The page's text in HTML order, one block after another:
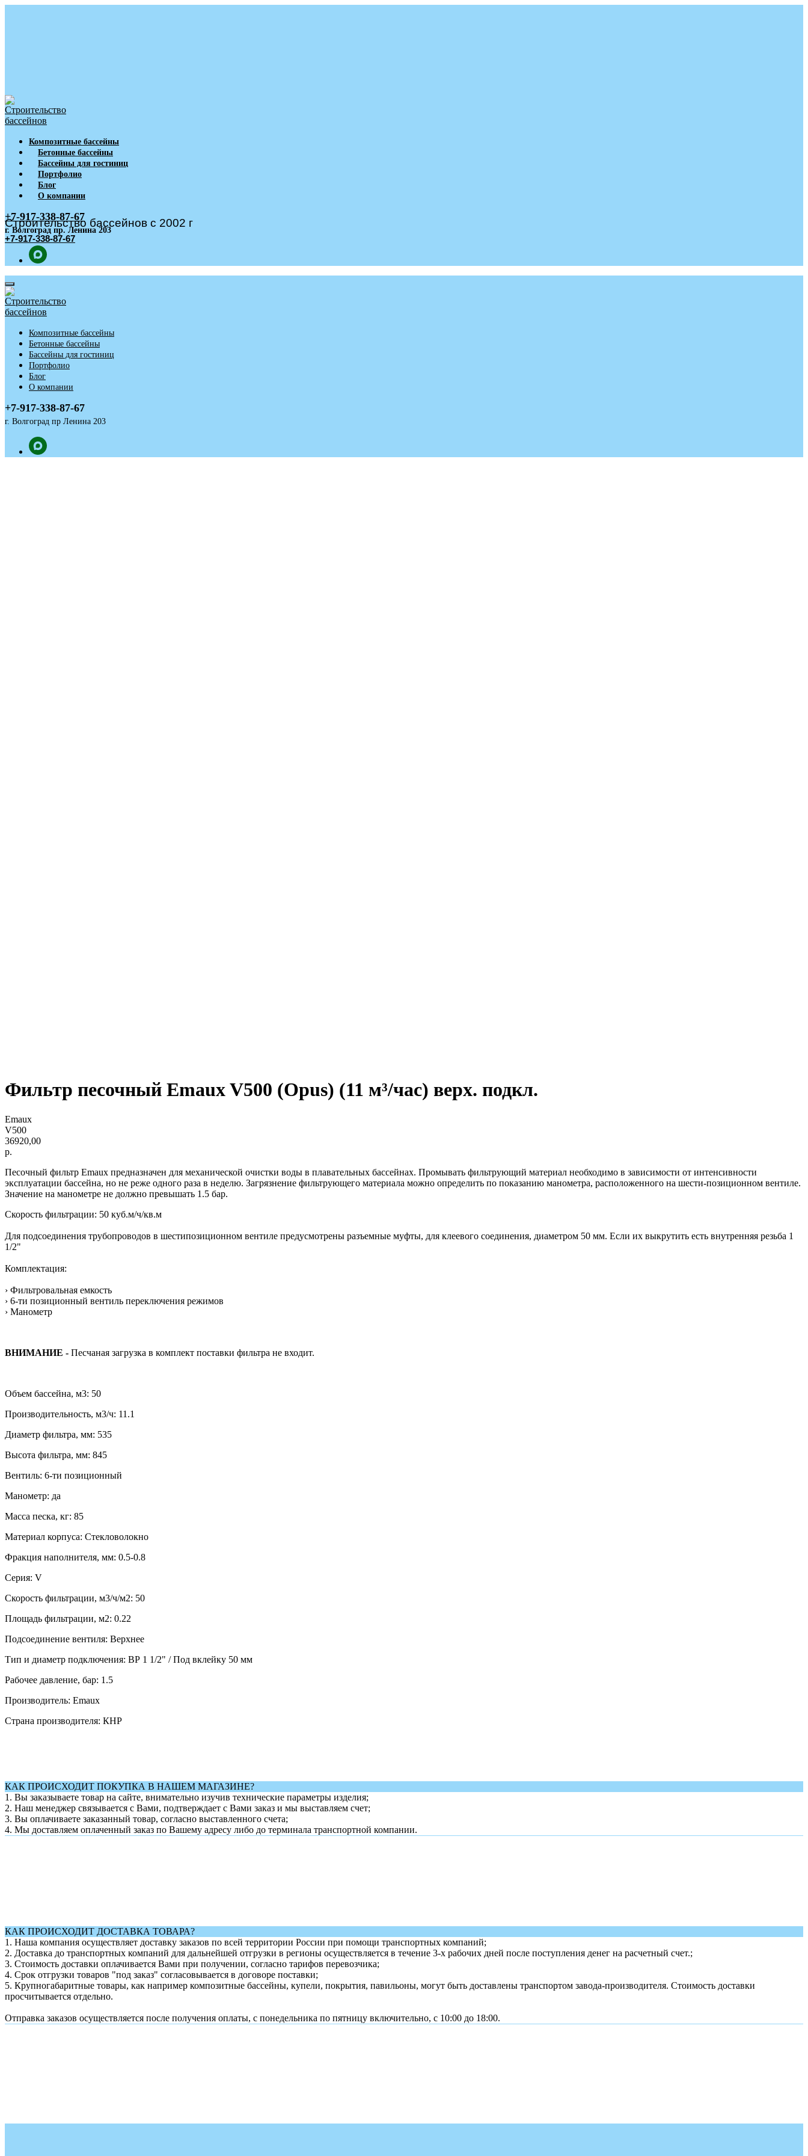
Строительство бассейнов с 2002 г
+7-917-338-87-67
Композитные бассейны
Бетонные бассейны
Бассейны для гостиниц
Портфолио
Блог
О компании
+7-917-338-87-67
г. Волгоград пр. Ленина 203
Композитные бассейны
Бетонные бассейны
Бассейны для гостиниц
Портфолио
Блог
О компании
+7-917-338-87-67
г. Волгоград пр Ленина 203
Фильтр песочный Emaux V500 (Opus) (11 м³/час) верх. подкл.
Emaux
V500
36920,00
р.
Песочный фильтр Emaux предназначен для механической очистки воды в плавательных бассейнах. Промывать фильтрующий материал необходимо в зависимости от интенсивности
эксплуатации бассейна, но не реже одного раза в неделю. Загрязнение фильтрующего материала можно определить по показанию манометра, расположенного на шести-позиционном вентиле.
Значение на манометре не должно превышать 1.5 бар.
Скорость фильтрации: 50 куб.м/ч/кв.м
Для подсоединения трубопроводов в шестипозиционном вентиле предусмотрены разъемные муфты, для клеевого соединения, диаметром 50 мм. Если их выкрутить есть внутренняя резьба 1
1/2"
Комплектация:
› Фильтровальная емкость
› 6-ти позиционный вентиль переключения режимов
› Манометр
ВНИМАНИЕ - Песчаная загрузка в комплект поставки фильтра не входит.
Объем бассейна, м3: 50
Производительность, м3/ч: 11.1
Диаметр фильтра, мм: 535
Высота фильтра, мм: 845
Вентиль: 6-ти позиционный
Манометр: да
Масса песка, кг: 85
Материал корпуса: Стекловолокно
Фракция наполнителя, мм: 0.5-0.8
Серия: V
Скорость фильтрации, м3/ч/м2: 50
Площадь фильтрации, м2: 0.22
Подсоединение вентиля: Верхнее
Тип и диаметр подключения: ВР 1 1/2" / Под вклейку 50 мм
Рабочее давление, бар: 1.5
Производитель: Emaux
Страна производителя: КНР
КАК ПРОИСХОДИТ ПОКУПКА В НАШЕМ МАГАЗИНЕ?
1. Вы заказываете товар на сайте, внимательно изучив технические параметры изделия;
2. Наш менеджер связывается с Вами, подтверждает с Вами заказ и мы выставляем счет;
3. Вы оплачиваете заказанный товар, согласно выставленного счета;
4. Мы доставляем оплаченный заказ по Вашему адресу либо до терминала транспортной компании.
КАК ПРОИСХОДИТ ДОСТАВКА ТОВАРА?
1. Наша компания осуществляет доставку заказов по всей территории России при помощи транспортных компаний;
2. Доставка до транспортных компаний для дальнейшей отгрузки в регионы осуществляется в течение 3-х рабочих дней после поступления денег на расчетный счет.;
3. Стоимость доставки оплачивается Вами при получении, согласно тарифов перевозчика;
4. Срок отгрузки товаров "под заказ" согласовывается в договоре поставки;
5. Крупногабаритные товары, как например композитные бассейны, купели, покрытия, павильоны, могут быть доставлены транспортом завода-производителя. Стоимость доставки
просчитывается отдельно.
Отправка заказов осуществляется после получения оплаты, с понедельника по пятницу включительно, с 10:00 до 18:00.